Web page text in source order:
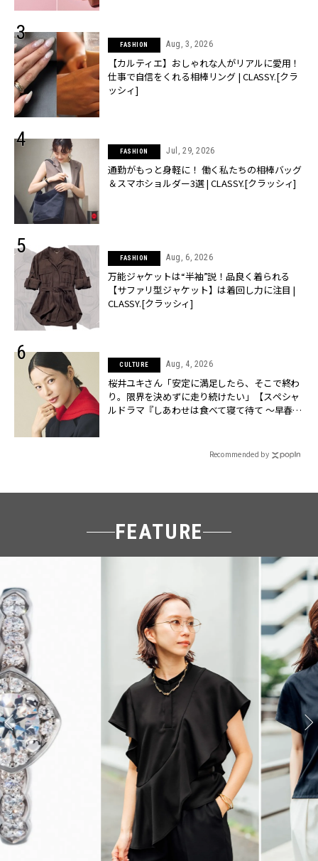
FASHION Aug, 3, 2026
【カルティエ】おしゃれな人がリアルに愛用！
仕事で自信をくれる相棒リング | CLASSY.[クラ
ッシィ]
FASHION Jul, 29, 2026
通勤がもっと身軽に！ 働く私たちの相棒バッグ
＆スマホショルダー3選 | CLASSY.[クラッシィ]
FASHION Aug, 6, 2026
万能ジャケットは“半袖”説！品良く着られる
【サファリ型ジャケット】は着回し力に注目 |
CLASSY.[クラッシィ]
CULTURE Aug, 4, 2026
桜井ユキさん「安定に満足したら、そこで終わ
り。限界を決めずに走り続けたい」【スペシャ
ルドラマ『しあわせは食べて寝て待て ～早春の
Recommended by
FEATURE